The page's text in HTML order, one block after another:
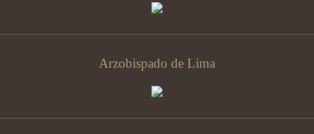
Arzobispado de Lima